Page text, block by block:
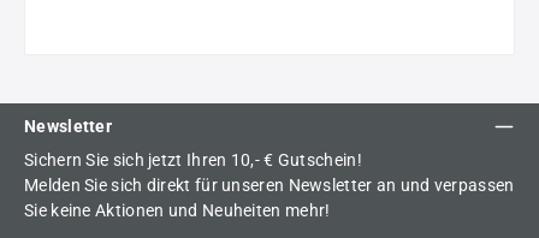
Newsletter
Sichern Sie sich jetzt Ihren 10,- € Gutschein!
Melden Sie sich direkt für unseren Newsletter an und verpassen
Sie keine Aktionen und Neuheiten mehr!